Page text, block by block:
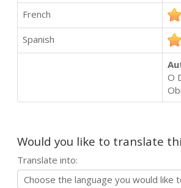
French
Spanish
O
Would you like to translate
Translate into: